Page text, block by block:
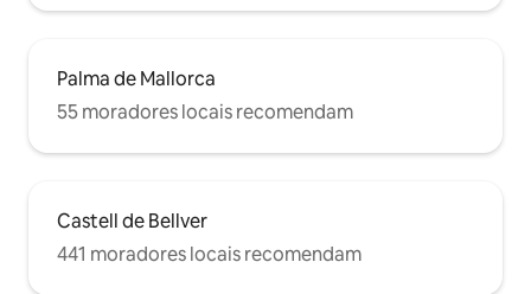
Palma de Mallorca
55 moradores locais recomendam
Castell de Bellver
441 moradores locais recomendam